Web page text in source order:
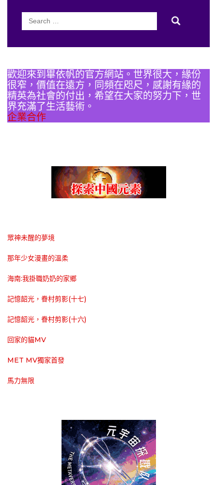
Search
歡迎來到畢依帆的官方網站。世界很大，緣份
很窄，價值在遠方，同頻在咫尺，感謝有緣的
精英為社會的付出，希望在大家的努力下，世
界充滿了生活藝術。
企業合作
眾神未醒的夢境
那年少女漫畫的溫柔
海南:我掛職奶奶的家鄉
記憶韶光，眷村剪影(十七)
記憶韶光，眷村剪影(十六)
回家的貓MV
MET MV獨家首發
馬力無限